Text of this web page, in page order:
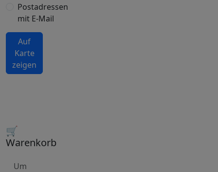
Postadressen
mit E-Mail
Auf
Karte
zeigen
🛒
Warenkorb
Um